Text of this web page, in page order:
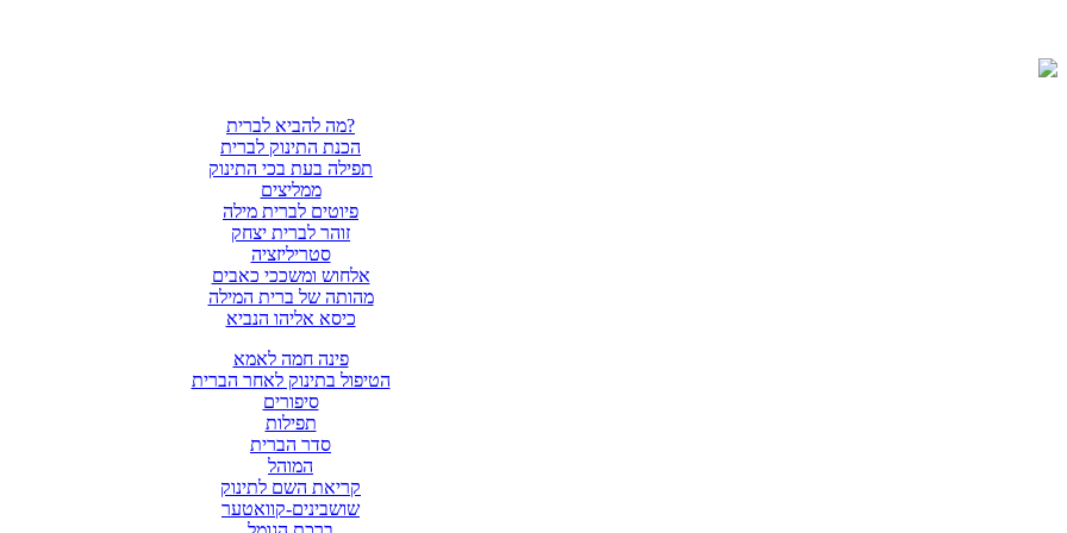
מה להביא לברית?
הכנת התינוק לברית
תפילה בעת בכי התינוק
ממליצים
פיוטים לברית מילה
זוהר לברית יצחק
סטריליזציה
אלחוש ומשככי כאבים
מהותה של ברית המילה
כיסא אליהו הנביא
פינה חמה לאמא
הטיפול בתינוק לאחר הברית
סיפורים
תפילות
סדר הברית
המוהל
קריאת השם לתינוק
שושבינים-קוואטער